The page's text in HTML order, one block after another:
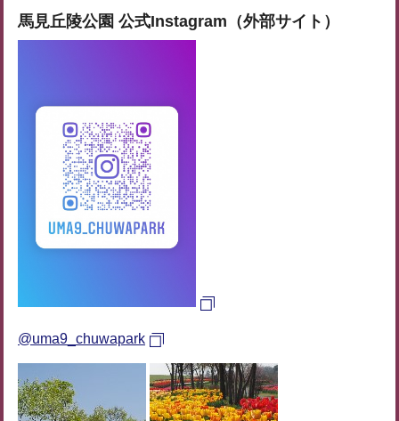
馬見丘陵公園 公式Instagram（外部サイト）
@uma9_chuwapark